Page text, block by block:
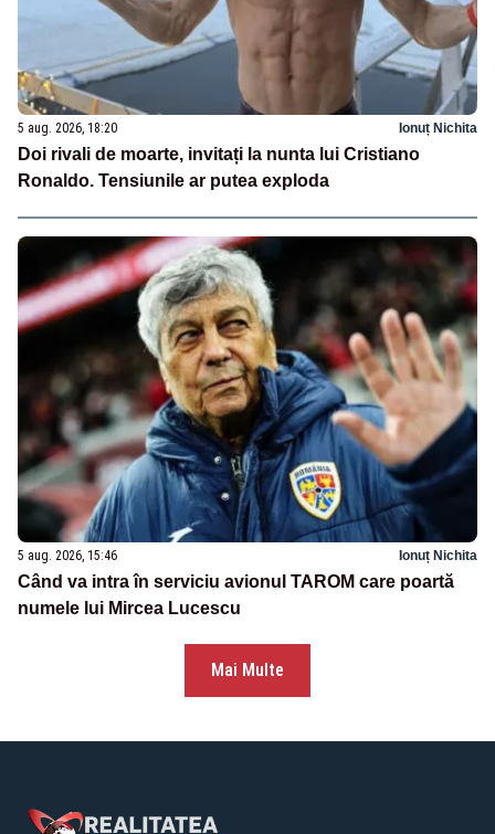
5 aug. 2026, 18:20 Ionuț Nichita
Doi rivali de moarte, invitați la nunta lui Cristiano
Ronaldo. Tensiunile ar putea exploda
5 aug. 2026, 15:46 Ionuț Nichita
Când va intra în serviciu avionul TAROM care poartă
numele lui Mircea Lucescu
Mai Multe